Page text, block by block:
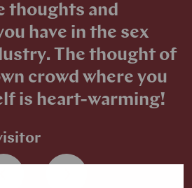
thoughts and
have in the sex
The thought of
crowd where you
is heart-warming!